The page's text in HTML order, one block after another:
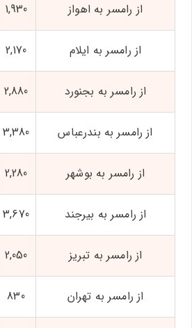
از رامسر به اهواز 1,930
از رامسر به ایلام 2,170
از رامسر به بجنورد 2,880
از رامسر به بندرعباس 3,380
از رامسر به بوشهر 2,280
از رامسر به بیرجند 3,670
از رامسر به تبریز 2,050
از رامسر به تهران 830